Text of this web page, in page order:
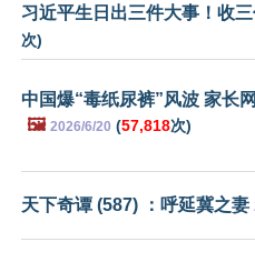
习近平生日出三件大事！收
次)
中国爆“毒纸尿裤”风波 家长
🖼️ 2026/6/20 (57,818次)
天下奇谭 (587) ：呼延冀之妻